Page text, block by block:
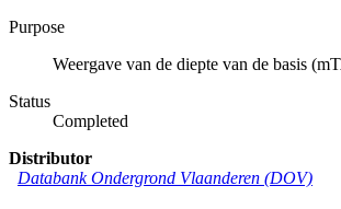
Purpose
Weergave van de diepte van de basis
Status
Completed
Distributor
Databank Ondergrond Vlaanderen (DOV)